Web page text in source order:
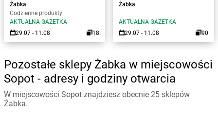
Żabka
Codzienne produkty
AKTUALNA GAZETKA
29.07 - 11.08
18
Żabka
AKTUALNA GAZETKA
29.07 - 11.08
90
Pozostałe sklepy Żabka w miejscowości
Sopot - adresy i godziny otwarcia
W miejscowości Sopot znajdziesz obecnie 25 sklepów
Żabka.